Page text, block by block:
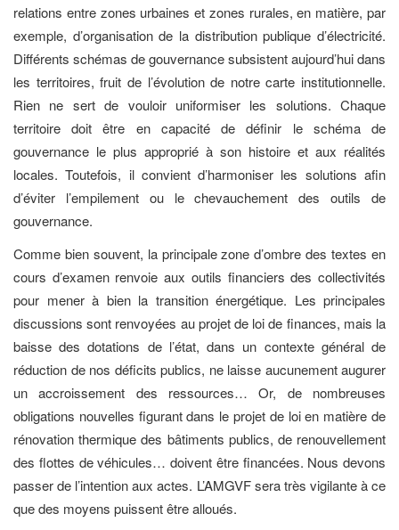
relations entre zones urbaines et zones rurales, en matière, par
exemple, d’organisation de la distribution publique d’électricité.
Différents schémas de gouvernance subsistent aujourd’hui dans
les territoires, fruit de l’évolution de notre carte institutionnelle.
Rien ne sert de vouloir uniformiser les solutions. Chaque
territoire doit être en capacité de définir le schéma de
gouvernance le plus approprié à son histoire et aux réalités
locales. Toutefois, il convient d’harmoniser les solutions afin
d’éviter l’empilement ou le chevauchement des outils de
gouvernance.
Comme bien souvent, la principale zone d’ombre des textes en
cours d’examen renvoie aux outils financiers des collectivités
pour mener à bien la transition énergétique. Les principales
discussions sont renvoyées au projet de loi de finances, mais la
baisse des dotations de l’état, dans un contexte général de
réduction de nos déficits publics, ne laisse aucunement augurer
un accroissement des ressources… Or, de nombreuses
obligations nouvelles figurant dans le projet de loi en matière de
rénovation thermique des bâtiments publics, de renouvellement
des flottes de véhicules… doivent être financées. Nous devons
passer de l’intention aux actes. L’AMGVF sera très vigilante à ce
que des moyens puissent être alloués.